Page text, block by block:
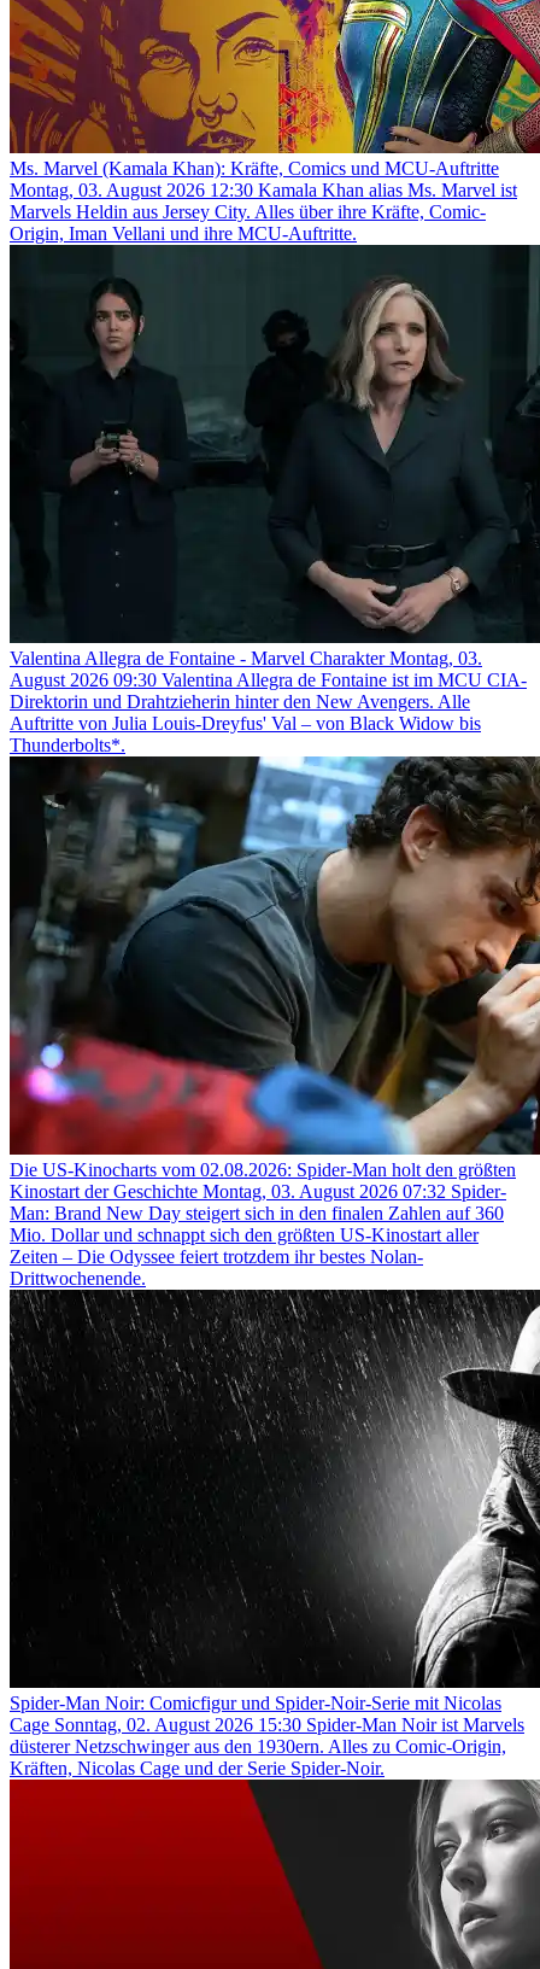
Ms. Marvel (Kamala Khan): Kräfte, Comics und MCU-Auftritte
Montag, 03. August 2026 12:30 Kamala Khan alias Ms. Marvel ist
Marvels Heldin aus Jersey City. Alles über ihre Kräfte, Comic-
Origin, Iman Vellani und ihre MCU-Auftritte.
Valentina Allegra de Fontaine - Marvel CharakterMontag, 03.
August 2026 09:30 Valentina Allegra de Fontaine ist im MCU CIA-
Direktorin und Drahtzieherin hinter den New Avengers. Alle
Auftritte von Julia Louis-Dreyfus' Val – von Black Widow bis
Thunderbolts*.
Die US-Kinocharts vom 02.08.2026: Spider-Man holt den größten
Kinostart der Geschichte Montag, 03. August 2026 07:32 Spider-
Man: Brand New Day steigert sich in den finalen Zahlen auf 360
Mio. Dollar und schnappt sich den größten US-Kinostart aller
Zeiten – Die Odyssee feiert trotzdem ihr bestes Nolan-
Drittwochenende.
Spider-Man Noir: Comicfigur und Spider-Noir-Serie mit Nicolas
Cage Sonntag, 02. August 2026 15:30 Spider-Man Noir ist Marvels
düsterer Netzschwinger aus den 1930ern. Alles zu Comic-Origin,
Kräften, Nicolas Cage und der Serie Spider-Noir.